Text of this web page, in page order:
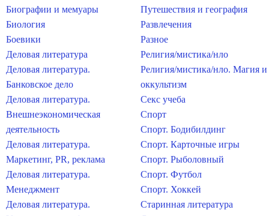
Биографии и мемуары
Биология
Боевики
Деловая литература
Деловая литература.
Банковское дело
Деловая литература.
Внешнеэкономическая
деятельность
Деловая литература.
Маркетинг, PR, реклама
Деловая литература.
Менеджмент
Деловая литература.
Путешествия и география
Развлечения
Разное
Религия/мистика/нло
Религия/мистика/нло. Магия и
оккультизм
Секс учеба
Спорт
Спорт. Бодибилдинг
Спорт. Карточные игры
Спорт. Рыболовный
Спорт. Футбол
Спорт. Хоккей
Старинная литература